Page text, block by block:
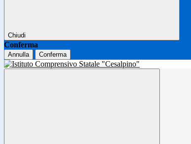
Chiudi
Conferma
Annulla Conferma